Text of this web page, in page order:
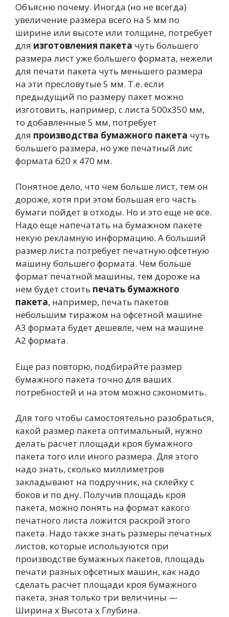
Объясню почему. Иногда (но не всегда)
увеличение размера всего на 5 мм по
ширине или высоте или толщине, потребует
для изготовления пакета чуть большего
размера лист уже большего формата, нежели
для печати пакета чуть меньшего размера
на эти пресловутые 5 мм. Т.е. если
предыдущий по размеру пакет можно
изготовить, например, с листа 500х350 мм,
то добавленные 5 мм, потребует
для производства бумажного пакета чуть
большего размера, но уже печатный лис
формата 620 х 470 мм.
Понятное дело, что чем больше лист, тем он
дороже, хотя при этом большая его часть
бумаги пойдет в отходы. Но и это еще не все.
Надо еще напечатать на бумажном пакете
некую рекламную информацию. А больший
размер листа потребует печатную офсетную
машину большего формата. Чем больше
формат печатной машины, тем дороже на
нем будет стоить печать бумажного
пакета, например, печать пакетов
небольшим тиражом на офсетной машине
А3 формата будет дешевле, чем на машине
А2 формата.
Еще раз повторю, подбирайте размер
бумажного пакета точно для ваших
потребностей и на этом можно сэкономить.
Для того чтобы самостоятельно разобраться,
какой размер пакета оптимальный, нужно
делать расчет площади кроя бумажного
пакета того или иного размера. Для этого
надо знать, сколько миллиметров
закладывают на подручник, на склейку с
боков и по дну. Получив площадь кроя
пакета, можно понять на формат какого
печатного листа ложится раскрой этого
пакета. Надо также знать размеры печатных
листов, которые используются при
производстве бумажных пакетов, площадь
печати разных офсетных машин, как надо
сделать расчет площади кроя бумажного
пакета, зная только три величины —
Ширина х Высота х Глубина.